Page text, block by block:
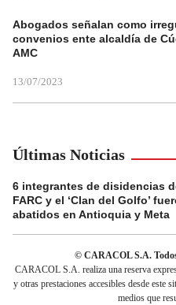
Abogados señalan como
convenios ente alcaldía de
AMC
13/07/2023
Últimas Noticias
6 integrantes de disidencias
FARC y el ‘Clan del Golfo’
abatidos en Antioquia y Meta
© CARACOL S.A.
CARACOL S.A. realiza una reserva
y otras prestaciones accesibles desde este
medios que